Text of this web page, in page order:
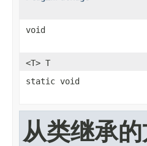
void
<T> T
static void
从类继承